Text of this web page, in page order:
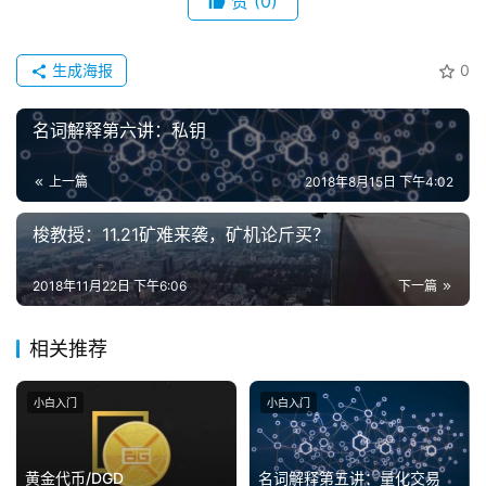
0
生成海报
名词解释第六讲：私钥
上一篇 2018年8月15日 下午4:02
梭教授：11.21矿难来袭，矿机论斤买？
下一篇
2018年11月22日 下午6:06
相关推荐
黄金代币/DGD
小白入门
名词解释第五讲：量化交易
小白入门